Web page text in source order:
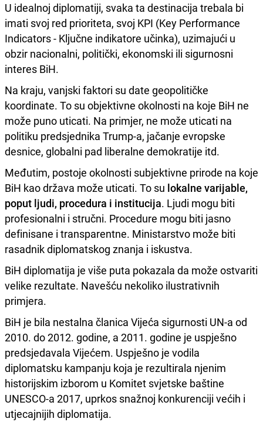
U idealnoj diplomatiji, svaka ta destinacija trebala bi
imati svoj red prioriteta, svoj KPI (Key Performance
Indicators - Ključne indikatore učinka), uzimajući u
obzir nacionalni, politički, ekonomski ili sigurnosni
interes BiH.
Na kraju, vanjski faktori su date geopolitičke
koordinate. To su objektivne okolnosti na koje BiH ne
može puno uticati. Na primjer, ne može uticati na
politiku predsjednika Trump-a, jačanje evropske
desnice, globalni pad liberalne demokratije itd.
Međutim, postoje okolnosti subjektivne prirode na koje
BiH kao država može uticati. To su lokalne varijable,
poput ljudi, procedura i institucija. Ljudi mogu biti
profesionalni i stručni. Procedure mogu biti jasno
definisane i transparentne. Ministarstvo može biti
rasadnik diplomatskog znanja i iskustva.
BiH diplomatija je više puta pokazala da može ostvariti
velike rezultate. Navešću nekoliko ilustrativnih
primjera.
BiH je bila nestalna članica Vijeća sigurnosti UN-a od
2010. do 2012. godine, a 2011. godine je uspješno
predsjedavala Vijećem. Uspješno je vodila
diplomatsku kampanju koja je rezultirala njenim
historijskim izborom u Komitet svjetske baštine
UNESCO-a 2017, uprkos snažnoj konkurenciji većih i
utjecajnijih diplomatija.